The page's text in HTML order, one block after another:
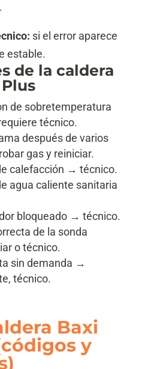
si el error aparece
estable.
de la caldera
de sobretemperatura
técnico.
después de varios
gas y reiniciar.
calefacción → técnico.
agua caliente sanitaria
bloqueado → técnico.
de la sonda
o técnico.
sin demanda →
técnico.
Baxi
y